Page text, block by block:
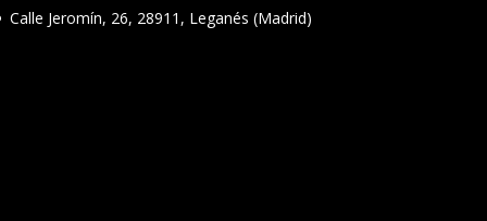
Calle Jeromín, 26, 28911, Leganés (Madrid)